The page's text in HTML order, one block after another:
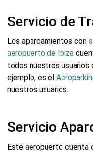
Servicio de
Los aparcamientos con
aeropuerto de Ibiza
todos nuestros usuarios
ejemplo, es el
nuestros usuarios.
Servicio
Este aeropuerto cuenta